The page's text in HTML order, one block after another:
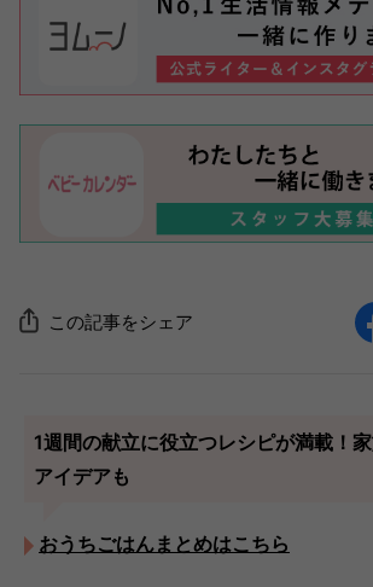
この記事をシェア
1週間の献立に役立つレシピが満載！
アイデアも
おうちごはんまとめはこちら